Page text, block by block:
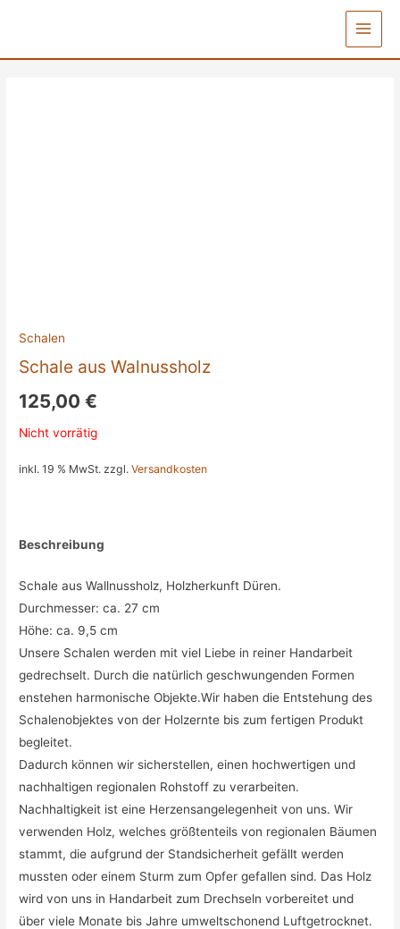
Main
Schalen
Schale aus Walnussholz
125,00€
Nicht vorrätig
inkl. 19 % MwSt. zzgl.Versandkosten
Beschreibung
Schale aus Wallnussholz, Holzherkunft Düren.
Durchmesser: ca. 27 cm
Höhe: ca. 9,5 cm
Unsere Schalen werden mit viel Liebe in reiner Handarbeit
gedrechselt. Durch die natürlich geschwungenden Formen
enstehen harmonische Objekte.Wir haben die Entstehung des
Schalenobjektes von der Holzernte bis zum fertigen Produkt
begleitet.
Dadurch können wir sicherstellen, einen hochwertigen und
nachhaltigen regionalen Rohstoff zu verarbeiten.
Nachhaltigkeit ist eine Herzensangelegenheit von uns. Wir
verwenden Holz, welches größtenteils von regionalen Bäumen
stammt, die aufgrund der Standsicherheit gefällt werden
mussten oder einem Sturm zum Opfer gefallen sind. Das Holz
wird von uns in Handarbeit zum Drechseln vorbereitet und
über viele Monate bis Jahre umweltschonend Luftgetrocknet.